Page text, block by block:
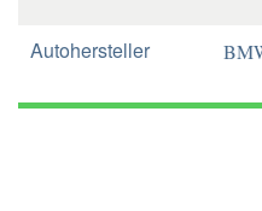
Autohersteller